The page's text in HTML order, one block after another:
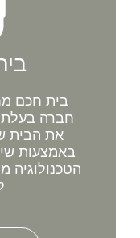
בית חכם
חברה בעלת
את הבית
באמצעות
הטכנולוגיה